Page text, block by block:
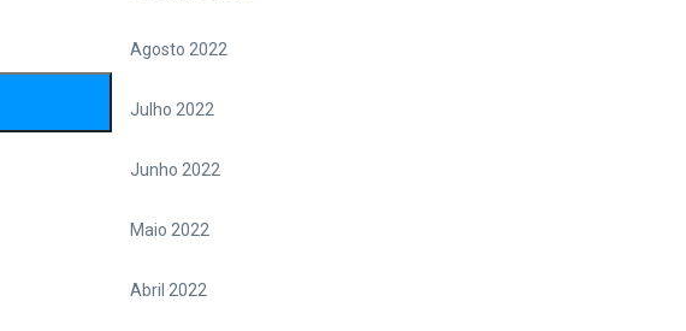
Agosto 2022
Julho 2022
Junho 2022
Maio 2022
Abril 2022